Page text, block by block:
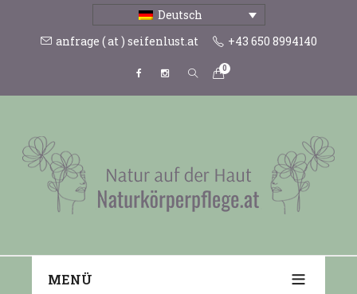
Deutsch
anfrage ( at ) seifenlust.at
+43 650 8994140
0
MENÜ